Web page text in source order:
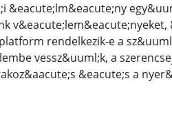
&eacute;lm&eacute;ny
rendelkezik-e a
vessz&uuml;k, a
&eacute;s a